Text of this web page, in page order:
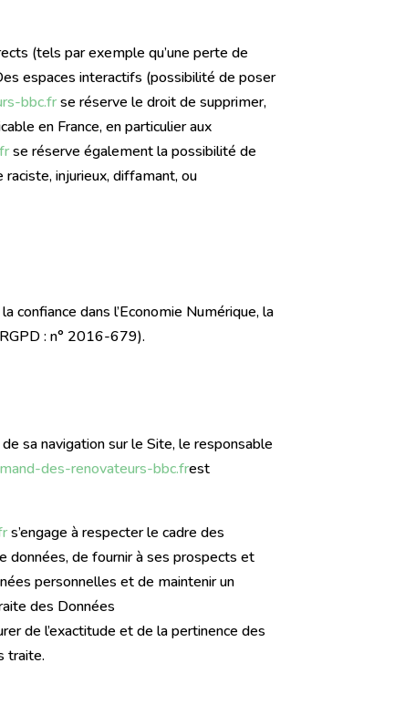
(tels par exemple qu’une perte de
espaces interactifs (possibilité de poser
bbc.frse réserve le droit de supprimer,
en France, en particulier aux
se réserve également la possibilité de
injurieux, diffamant, ou
dans l’Economie Numérique, la
: n° 2016-679).
sa navigation sur le Site, le responsable
des-renovateurs-bbc.frest
s’engage à respecter le cadre des
données, de fournir à ses prospects et
personnelles et de maintenir un
des Données
de l’exactitude et de la pertinence des
traite.